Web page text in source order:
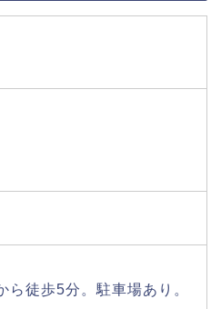
ら徒歩5分。駐車場あり。